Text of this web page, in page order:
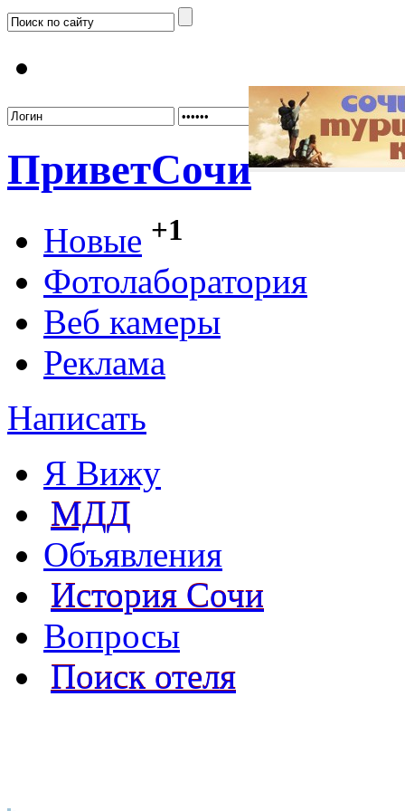
ПриветСочи
Новые +1
Фотолаборатория
Веб камеры
Реклама
Написать
Я Вижу
МДД
Объявления
История Сочи
Вопросы
Поиск отеля